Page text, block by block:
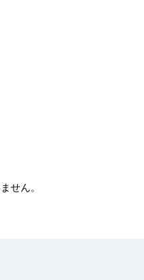
せん。